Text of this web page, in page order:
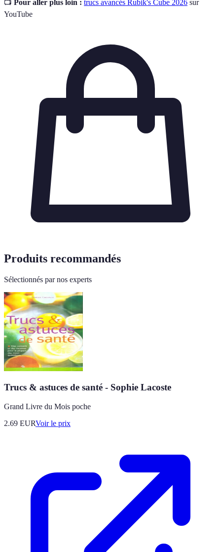
📺 Pour aller plus loin : trucs avancés Rubik's Cube 2026 sur
YouTube
Produits recommandés
Sélectionnés par nos experts
Trucs & astuces de santé - Sophie Lacoste
Grand Livre du Mois poche
2.69 EURVoir le prix